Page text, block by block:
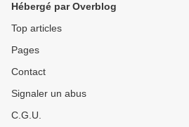
Hébergé par Overblog
Top articles
Pages
Contact
Signaler un abus
C.G.U.